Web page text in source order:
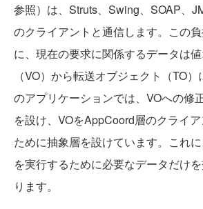
参照）は、Struts、Swing、SOAP、
のクライアントと通信します。この
に、現在の要求に関係するデータは
（VO）から転送オブジェクト（TO
のアプリケーションでは、VOへの修
を設け、VOをAppCoord層のクライ
ために抽象層を設けています。これ
を実行するために必要なデータだけ
ります。